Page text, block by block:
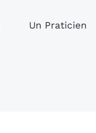
Un Praticien